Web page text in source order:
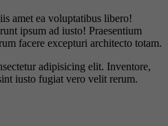
amet ea voluptatibus libero!
ipsum ad iusto! Praesentium
facere excepturi architecto totam.
adipisicing elit. Inventore,
iusto fugiat vero velit rerum.